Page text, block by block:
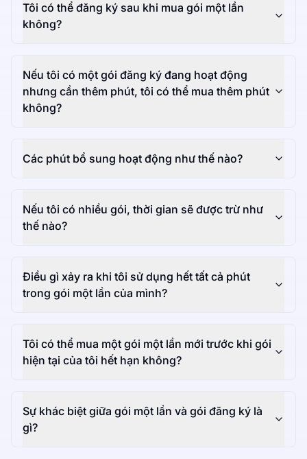
Tôi có thể đăng ký sau khi mua gói một lần
không?
Nếu tôi có một gói đăng ký đang hoạt động
nhưng cần thêm phút, tôi có thể mua thêm phút
không?
Các phút bổ sung hoạt động như thế nào?
Nếu tôi có nhiều gói, thời gian sẽ được trừ như
thế nào?
Điều gì xảy ra khi tôi sử dụng hết tất cả phút
trong gói một lần của mình?
Tôi có thể mua một gói một lần mới trước khi gói
hiện tại của tôi hết hạn không?
Sự khác biệt giữa gói một lần và gói đăng ký là
gì?